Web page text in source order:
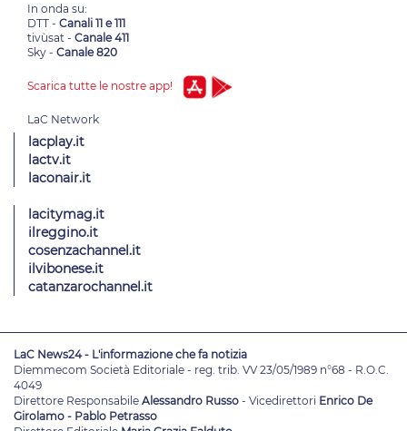
In onda su:
DTT - Canali 11 e 111
tivùsat - Canale 411
Sky - Canale 820
Scarica tutte le nostre app!
lacplay.it
lactv.it
laconair.it
lacitymag.it
ilreggino.it
cosenzachannel.it
ilvibonese.it
catanzarochannel.it
LaC News24 - L'informazione che fa notizia
Diemmecom Società Editoriale - reg. trib. VV 23/05/1989 n°68 - R.O.C.
4049
Direttore Responsabile Alessandro Russo - Vicedirettori Enrico De
Girolamo - Pablo Petrasso